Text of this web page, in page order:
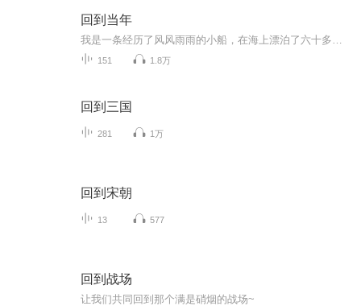
回到当年
151 1.8万
回到三国
281 1万
回到宋朝
13 577
回到战场
让我们共同回到那个满是硝烟的战场~